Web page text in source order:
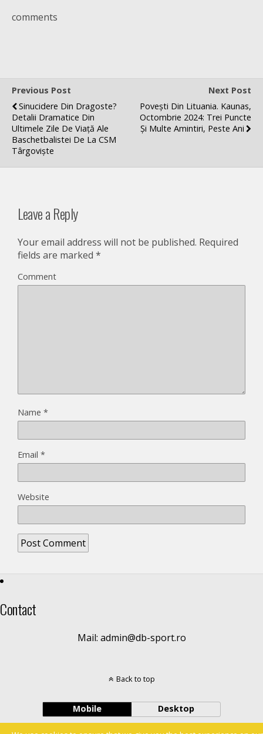
comments
Previous Post
Sinucidere Din Dragoste?
Detalii Dramatice Din
Ultimele Zile De Viață Ale
Baschetbalistei De La CSM
Târgoviște
Next Post
Povești Din Lituania. Kaunas,
Octombrie 2024: Trei Puncte
Și Multe Amintiri, Peste Ani
Leave a Reply
Your email address will not be published. Required
fields are marked *
Comment
Name *
Email *
Website
Contact
Mail: admin@db-sport.ro
Back to top
Mobile Desktop